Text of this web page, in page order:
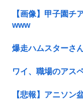
【画像】甲子園チ
www
爆走ハムスターさ
ワイ、職場のアス
【悲報】アニソン